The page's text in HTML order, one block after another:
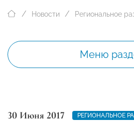
Новости Региональное
Меню
30 Июня 2017
РЕГИОНАЛЬНОЕ